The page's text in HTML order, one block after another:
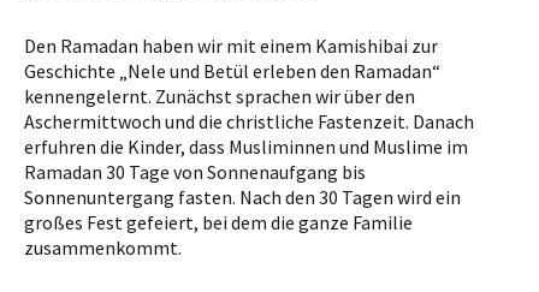
Den Ramadan haben wir mit einem Kamishibai zur
Geschichte „Nele und Betül erleben den Ramadan“
kennengelernt. Zunächst sprachen wir über den
Aschermittwoch und die christliche Fastenzeit. Danach
erfuhren die Kinder, dass Musliminnen und Muslime im
Ramadan 30 Tage von Sonnenaufgang bis
Sonnenuntergang fasten. Nach den 30 Tagen wird ein
großes Fest gefeiert, bei dem die ganze Familie
zusammenkommt.